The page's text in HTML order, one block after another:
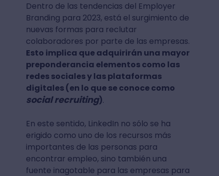
Dentro de las tendencias del Employer
Branding para 2023, está el surgimiento de
nuevas formas para reclutar
colaboradores por parte de las empresas.
Esto implica que adquirirán una mayor
preponderancia elementos como las
redes sociales y las plataformas
digitales (en lo que se conoce como
social recruiting).
En este sentido, LinkedIn no sólo se ha
erigido como uno de los recursos más
importantes de las personas para
encontrar empleo, sino también una
fuente inagotable para las empresas para